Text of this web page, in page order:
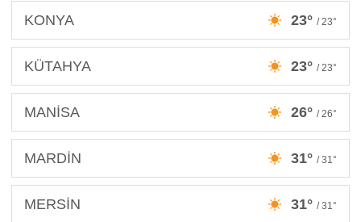
KONYA 23° / 23°
KÜTAHYA 23° / 23°
MANİSA 26° / 26°
MARDİN 31° / 31°
MERSİN 31° / 31°